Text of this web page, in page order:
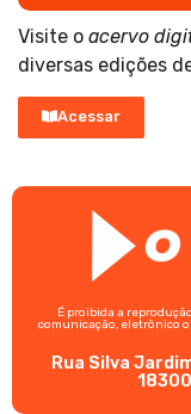
Visite o acervo
diversas edições
Acessar
É proibida a
comunicação, eletrônico
Rua Silva